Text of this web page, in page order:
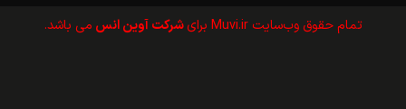
تمام حقوق وب‌سايت Muvi.ir برای شرکت آوین انس می باشد.